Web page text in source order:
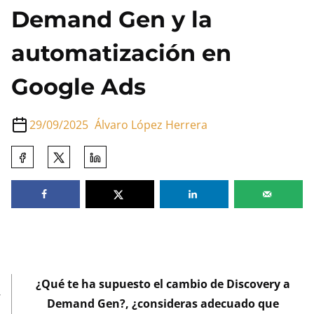
Demand Gen y la
automatización en
Google Ads
29/09/2025 Álvaro López Herrera
Comparte
entrada
¿Qué te ha supuesto el cambio de Discovery a
Demand Gen?, ¿consideras adecuado que